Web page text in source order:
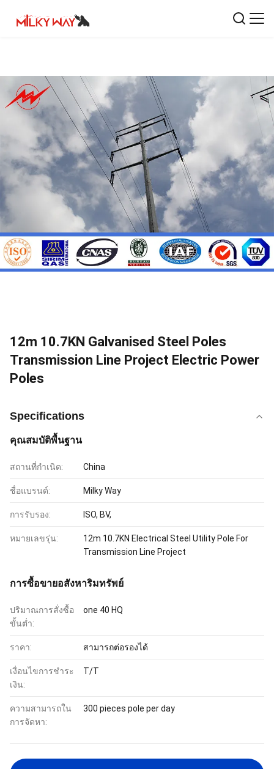
12m 10.7KN Galvanised Steel Poles
Transmission Line Project Electric Power
Poles
Specifications
คุณสมบัติพื้นฐาน
สถานที่กำเนิด: China
ชื่อแบรนด์: Milky Way
การรับรอง: ISO, BV,
หมายเลขรุ่น:
12m 10.7KN Electrical Steel Utility Pole For
Transmission Line Project
การซื้อขายอสังหาริมทรัพย์
ปริมาณการสั่งซื้อ
ขั้นต่ำ:
one 40 HQ
ราคา: สามารถต่อรองได้
เงื่อนไขการชำระ
เงิน:
T/T
ความสามารถใน
การจัดหา:
300 pieces pole per day